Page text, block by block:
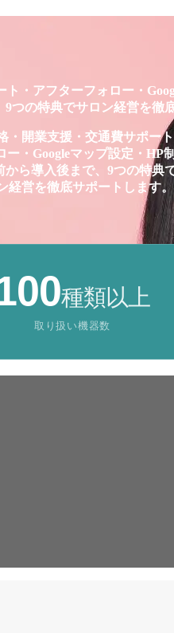
・アフターフォロー・
つの特典でサロン経営を徹
・開業支援・交通費サポート
ー・Googleマップ設定・HP
から導入後まで、9つの特典
経営を徹底サポートします。
種類以上
取り扱い機器数